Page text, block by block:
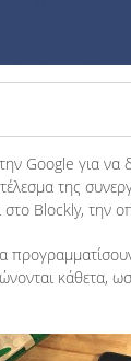
Google για
της
στο Blockly, την
κάθετα,